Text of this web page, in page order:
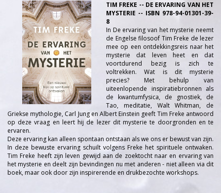
TIM FREKE -- DE ERVARING VAN HET
MYSTERIE -- ISBN 978-94-01301-39-
8
In De ervaring van het mysterie neemt
de Engelse filosoof Tim Freke de lezer
mee op een ontdekkingsreis naar het
mysterie dat leven heet en dat
voortdurend bezig is zich te
voltrekken. Wat is dit mysterie
precies? Met behulp van
uiteenlopende inspiratiebronnen als
de kwantumfysica, de gnostiek, de
Tao, meditatie, Walt Whitman, de
Griekse mythologie, Carl Jung en Albert Einstein geeft Tim Freke antwoord
op deze vraag en leert hij de lezer dit mysterie te doorgronden en te
ervaren.
Deze ervaring kan alleen spontaan ontstaan als we ons er bewust van zijn.
In deze bewuste ervaring schuilt volgens Freke het spirituele ontwaken.
Tim Freke heeft zijn leven gewijd aan de zoektocht naar en ervaring van
het mysterie en deelt zijn bevindingen nu met anderen - niet alleen via dit
boek, maar ook door zijn inspirerende en drukbezochte workshops.